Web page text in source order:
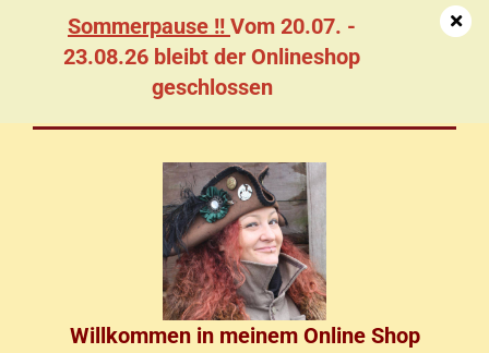
Sommerpause !! Vom 20.07. -
23.08.26 bleibt der Onlineshop
geschlossen
Startseite und Neuigkeiten bei LPL-Shop
Willkommen in meinem Online Shop